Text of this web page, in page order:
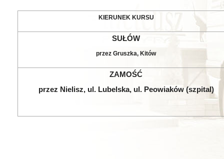
KIERUNEK KURSU
SUŁÓW
przez Gruszka, Kitów
ZAMOŚĆ
przez Nielisz, ul. Lubelska, ul. Peowiaków (szpital)